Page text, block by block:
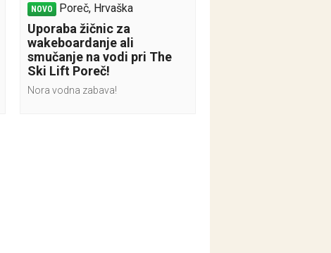
NOVO Poreč, Hrvaška
Uporaba žičnic za
wakeboardanje ali
smučanje na vodi pri The
Ski Lift Poreč!
Nora vodna zabava!